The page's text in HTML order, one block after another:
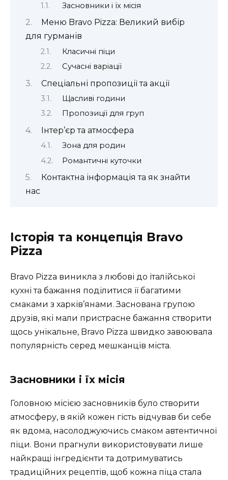
Засновники і їх місія
Меню Bravo Pizza: Великий вибір
для гурманів
Класичні піци
Сучасні варіації
Спеціальні пропозиції та акції
Щасливі години
Пропозиції для груп
Інтер’єр та атмосфера
Зона для родин
Романтичні куточки
Контактна інформація та як знайти
нас
Історія та концепція Bravo
Pizza
Bravo Pizza виникла з любові до італійської
кухні та бажання поділитися її багатими
смаками з харків’янами. Заснована групою
друзів, які мали пристрасне бажання створити
щось унікальне, Bravo Pizza швидко завоювала
популярність серед мешканців міста.
Засновники і їх місія
Головною місією засновників було створити
атмосферу, в якій кожен гість відчував би себе
як вдома, насолоджуючись смаком автентичної
піци. Вони прагнули використовувати лише
найкращі інгредієнти та дотримуватись
традиційних рецептів, щоб кожна піца стала